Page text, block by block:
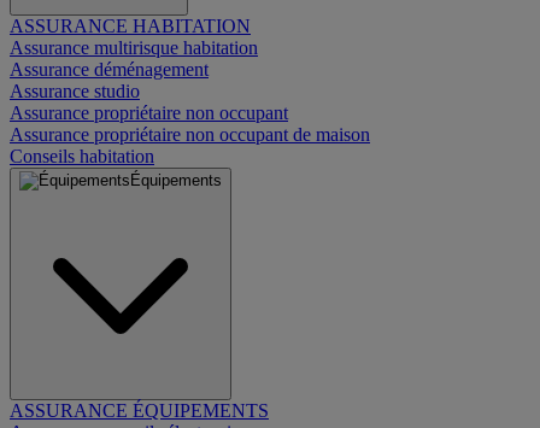
ASSURANCE HABITATION
Assurance multirisque habitation
Assurance déménagement
Assurance studio
Assurance propriétaire non occupant
Assurance propriétaire non occupant de maison
Conseils habitation
Équipements
ASSURANCE ÉQUIPEMENTS